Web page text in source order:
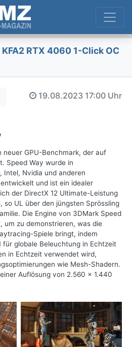
KFA2 RTX 4060 1-Click OC
19.08.2023 17:00 Uhr
neuer GPU-Benchmark, der auf
Speed Way wurde in
Intel, Nvidia und anderen
und ist ein idealer
der DirectX 12 Ultimate-Leistung
so UL über den jüngsten Sprössling
Die Engine von 3DMark Speed
um zu demonstrieren, was die
Spiele bringt, indem
für globale Beleuchtung in Echtzeit
in Echtzeit verwendet wird,
wie Mesh-Shadern.
Auflösung von 2.560 x 1.440